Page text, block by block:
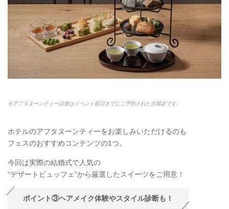
※アフタヌーンティー試食はイベント前日までにご予約された方限定です。
ホテルのアフタヌーンティーをお楽しみいただけるのも
フェスのおすすめコンテンツの1つ。
今回は実際の結婚式で人気の
“デザートビュッフェ”から厳選したスイーツをご用意！
ポイント③ヘアメイク体験やスタイル診断も！